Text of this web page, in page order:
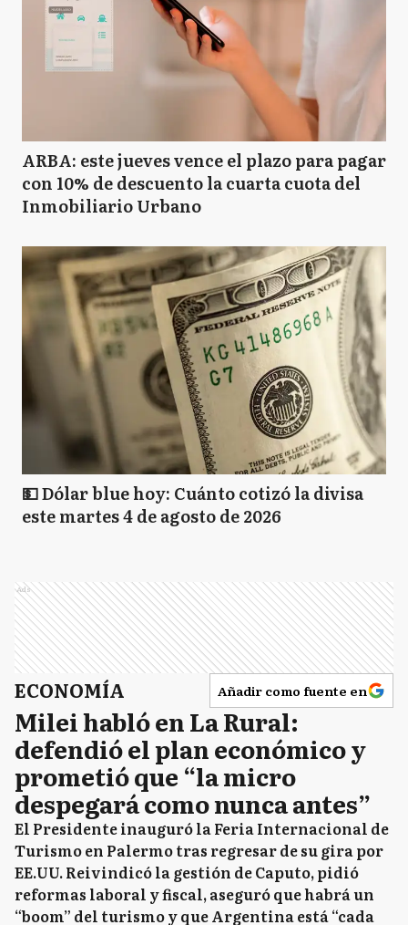
ARBA: este jueves vence el plazo para pagar
con 10% de descuento la cuarta cuota del
Inmobiliario Urbano
💵 Dólar blue hoy: Cuánto cotizó la divisa
este martes 4 de agosto de 2026
Ads
ECONOMÍA Añadir como fuente en
Milei habló en La Rural:
defendió el plan económico y
prometió que “la micro
despegará como nunca antes”
El Presidente inauguró la Feria Internacional de
Turismo en Palermo tras regresar de su gira por
EE.UU. Reivindicó la gestión de Caputo, pidió
reformas laboral y fiscal, aseguró que habrá un
“boom” del turismo y que Argentina está “cada